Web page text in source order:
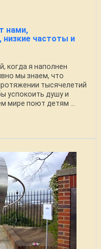
нами,
низкие частоты и
когда я наполнен
мы знаем, что
тысячелетий
успокоить душу и
мире поют детям ...